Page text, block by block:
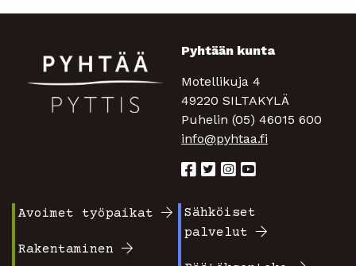
Pyhtään kunta
Motellikuja 4
49220 SILTAKYLÄ
Puhelin (05) 46015 600
info@pyhtaa.fi
valikko
Avoimet työpaikat
Rakentaminen
Footer
Sähköiset
palvelut